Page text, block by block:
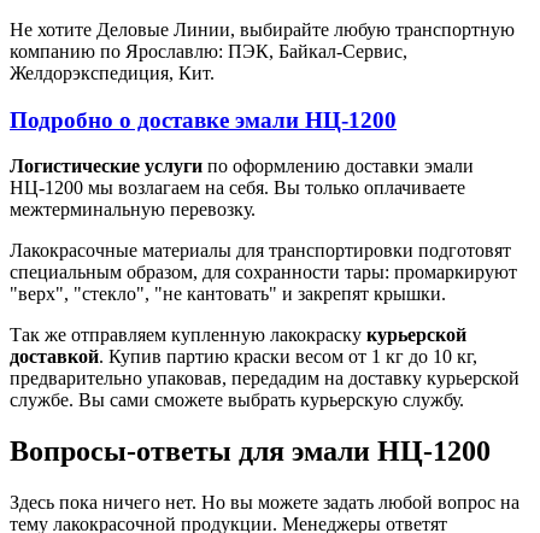
Не хотите Деловые Линии, выбирайте любую транспортную
компанию по Ярославлю: ПЭК, Байкал-Сервис,
Желдорэкспедиция, Кит.
Подробно о доставке эмали НЦ-1200
Логистические услуги по оформлению доставки эмали
НЦ-1200 мы возлагаем на себя. Вы только оплачиваете
межтерминальную перевозку.
Лакокрасочные материалы для транспортировки подготовят
специальным образом, для сохранности тары: промаркируют
"верх", "стекло", "не кантовать" и закрепят крышки.
Так же отправляем купленную лакокраску курьерской
доставкой. Купив партию краски весом от 1 кг до 10 кг,
предварительно упаковав, передадим на доставку курьерской
службе. Вы сами сможете выбрать курьерскую службу.
Вопросы-ответы для эмали НЦ-1200
Здесь пока ничего нет. Но вы можете задать любой вопрос на
тему лакокрасочной продукции. Менеджеры ответят